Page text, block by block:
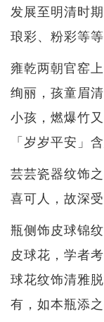
发展至明清时
琅彩、粉彩等等
雍乾两朝官窑
绚丽，孩童眉
小孩，燃爆竹
「岁岁平安」含
芸芸瓷器纹饰
喜可人，故深
瓶侧饰皮球锦
皮球花，学者
球花纹饰清雅
有，如本瓶添